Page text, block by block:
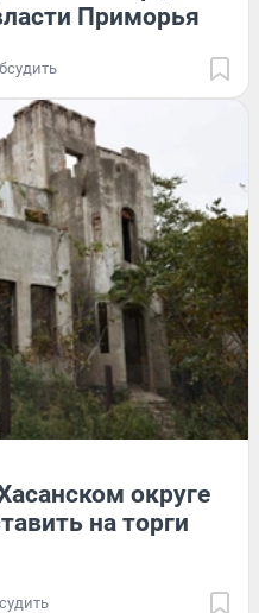
Приморья
округе
на торги